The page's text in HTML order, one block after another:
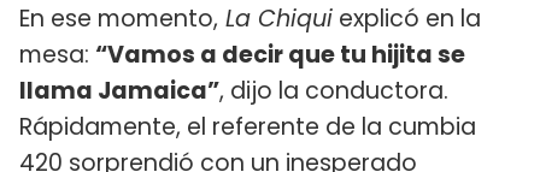
En ese momento, La Chiqui explicó en la
mesa: “Vamos a decir que tu hijita se
llama Jamaica”, dijo la conductora.
Rápidamente, el referente de la cumbia
420 sorprendió con un inesperado